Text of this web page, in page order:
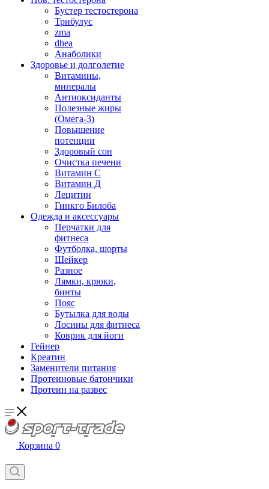
Бустер тестостерона
Трибулус
zma
dhea
Анаболики
Здоровье и долголетие
Витамины,
минералы
Антиоксиданты
Полезные жиры
(Омега-3)
Повышение
потенции
Здоровый сон
Очистка печени
Витамин С
Витамин Д
Лецитин
Гинкго Билоба
Одежда и аксессуары
Перчатки для
фитнеса
Футболка, шорты
Шейкер
Разное
Лямки, крюки,
бинты
Пояс
Бутылка для воды
Лосины для фитнеса
Коврик для йоги
Гейнер
Креатин
Заменители питания
Протеиновые батончики
Протеин на развес
Корзина 0